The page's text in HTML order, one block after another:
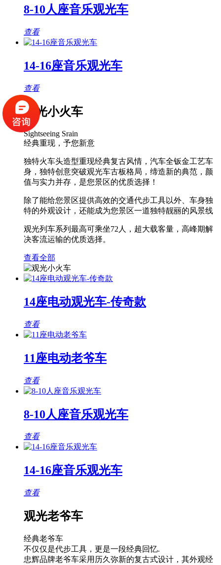
8-10人座音乐观光车
查看
14-16座音乐观光车
查看
观光小火车
Sightseeing Srain
经典重现，予您新意
独特火车头造型重现经典复古风情，汽车全钣金工艺车
身，独特创意突破观光车古板格局，缔造新的典范，颜
值与实力并存，是您景区的优质选择！
除了能给您景区提供高效的交通代步工具以外、车身独
特的外观设计，还能成为您景区一道独特靓丽的风景线
观光列车系列最高可乘坐72人，超大载客量，高峰期解
决客流运输的优质选择。
查看全部
14座电动观光车-传奇款
查看
11座电动老爷车
查看
8-10人座音乐观光车
查看
14-16座音乐观光车
查看
观光老爷车
经典老爷车
不仅仅是代步工具，更是一段经典回忆.
忠辉品牌老爷车采用历久弥新的复古式设计，其外观经